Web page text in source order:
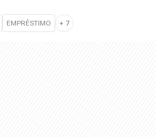
EMPRÉSTIMO + 7